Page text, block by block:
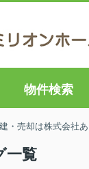
物件検索
・売却は株式会社
一覧